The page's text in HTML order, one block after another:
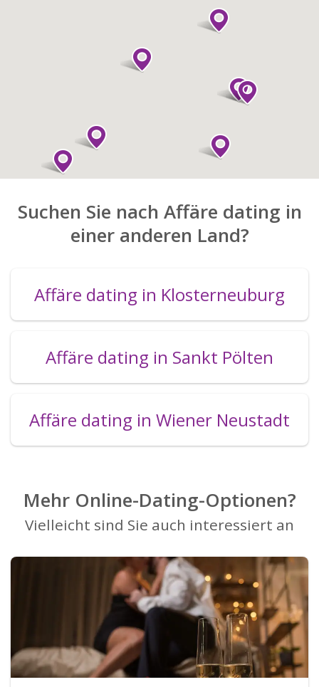
Suchen Sie nach Affäre dating in
einer anderen Land?
Affäre dating in Klosterneuburg
Affäre dating in Sankt Pölten
Affäre dating in Wiener Neustadt
Mehr Online-Dating-Optionen?
Vielleicht sind Sie auch interessiert an